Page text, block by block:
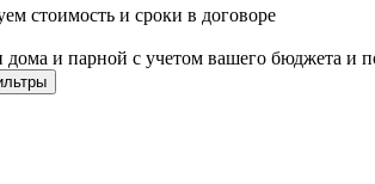
стоимость и сроки в договоре
дома и парной с учетом вашего бюджета и